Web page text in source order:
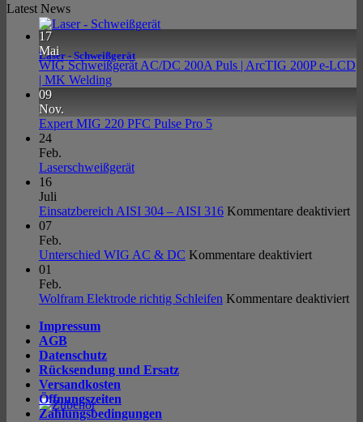
Laser - Schweißgerät
Latest News
17
Mai
WIG Schweißgerät AC/DC 200A Puls | ArcTIG 200P e-LCD
| MK Welding
WIG
200A
ArcTIG
LCD
Welding
09
Nov.
Expert MIG 220 PFC Pulse Pro 5Keine
PFC
5
24
Feb.
LaserschweißgerätKeine
Laserschweißgerät
16
Juli
Einsatzbereich AISI 304 – AISI 316 Kommentare deaktiviertfür
07
Feb.
Unterschied WIG AC & DC Kommentare deaktiviertfür
AC
01
Feb.
Wolfram Elektrode richtig Schleifen Kommentare deaktiviertfür
Impressum
AGB
Datenschutz
Rücksendung und Ersatz
Versandkosten
Öffnungszeiten
Zahlungsbedingungen